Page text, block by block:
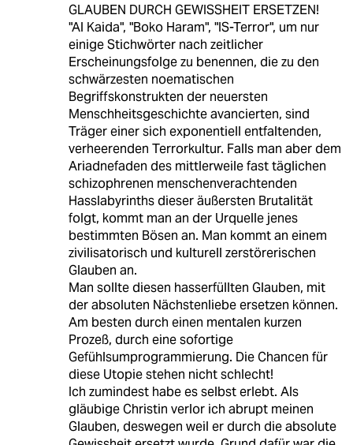
GLAUBEN DURCH GEWISSHEIT ERSETZEN!
"Al Kaida", "Boko Haram", "IS-Terror", um nur
einige Stichwörter nach zeitlicher
Erscheinungsfolge zu benennen, die zu den
schwärzesten noematischen
Begriffskonstrukten der neuersten
Menschheitsgeschichte avancierten, sind
Träger einer sich exponentiell entfaltenden,
verheerenden Terrorkultur. Falls man aber dem
Ariadnefaden des mittlerweile fast täglichen
schizophrenen menschenverachtenden
Hasslabyrinths dieser äußersten Brutalität
folgt, kommt man an der Urquelle jenes
bestimmten Bösen an. Man kommt an einem
zivilisatorisch und kulturell zerstörerischen
Glauben an.
Man sollte diesen hasserfüllten Glauben, mit
der absoluten Nächstenliebe ersetzen können.
Am besten durch einen mentalen kurzen
Prozeß, durch eine sofortige
Gefühlsumprogrammierung. Die Chancen für
diese Utopie stehen nicht schlecht!
Ich zumindest habe es selbst erlebt. Als
gläubige Christin verlor ich abrupt meinen
Glauben, deswegen weil er durch die absolute